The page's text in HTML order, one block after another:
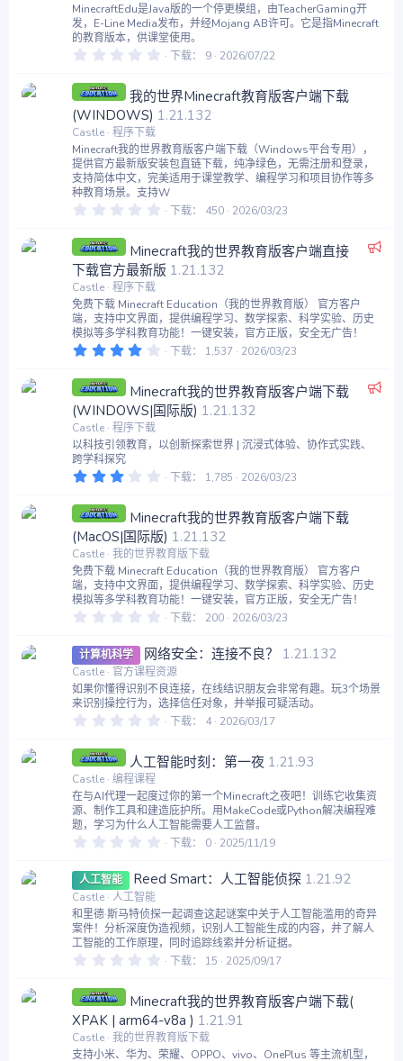
MinecraftEdu是Java版的一个停更模组，由TeacherGaming开
发，E-Line Media发布，并经Mojang AB许可。它是指Minecraft
的教育版本，供课堂使用。
0
0
星
下载 9 2026/07/22
我的世界Minecraft教育版客户端下载
(WINDOWS) 1.21.132
Castle 程序下载
Minecraft我的世界教育版客户端下载（Windows平台专用），
提供官方最新版安装包直链下载，纯净绿色，无需注册和登录，
支持简体中文，完美适用于课堂教学、编程学习和项目协作等多
种教育场景。支持W
0
0
星
下载 450 2026/03/23
推
Minecraft我的世界教育版客户端直接
下载官方最新版 1.21.132
Castle 程序下载
免费下载 Minecraft Education（我的世界教育版） 官方客户
端，支持中文界面，提供编程学习、数学探索、科学实验、历史
模拟等多学科教育功能！一键安装，官方正版，安全无广告！
4
0
星
下载 1,537 2026/03/23
推
Minecraft我的世界教育版客户端下载
(WINDOWS|国际版) 1.21.132
Castle 程序下载
以科技引领教育，以创新探索世界 | 沉浸式体验、协作式实践、
跨学科探究
3
4
星
下载 1,785 2026/03/23
Minecraft我的世界教育版客户端下载
(MacOS|国际版) 1.21.132
Castle 我的世界教育版下载
免费下载 Minecraft Education（我的世界教育版） 官方客户
端，支持中文界面，提供编程学习、数学探索、科学实验、历史
模拟等多学科教育功能！一键安装，官方正版，安全无广告！
0
0
星
下载 200 2026/03/23
计算机科学 网络安全：连接不良？ 1.21.132
Castle
官方课程资源
如果你懂得识别不良连接，在线结识朋友会非常有趣。玩3个场景
来识别操控行为，选择信任对象，并举报可疑活动。
0
0
星
下载 4 2026/03/17
人工智能时刻：第一夜 1.21.93
Castle 编程课程
在与AI代理一起度过你的第一个Minecraft之夜吧！训练它收集资
源、制作工具和建造庇护所。用MakeCode或Python解决编程难
题，学习为什么人工智能需要人工监督。
0
0
下载 0 2025/11/19
人工智能 Reed Smart：人工智能侦探 1.21.92
Castle
人工智能
和里德·斯马特侦探一起调查这起谜案中关于人工智能滥用的奇异
案件！分析深度伪造视频，识别人工智能生成的内容，并了解人
工智能的工作原理，同时追踪线索并分析证据。
0
0
星
下载 15 2025/09/17
Minecraft我的世界教育版客户端下载(
XPAK | arm64-v8a ) 1.21.91
Castle 我的世界教育版下载
支持小米、华为、荣耀、OPPO、vivo、OnePlus 等主流机型，